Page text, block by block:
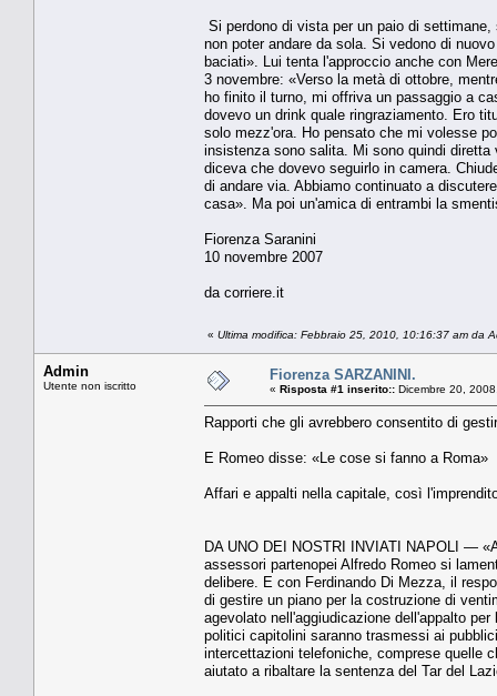
Si perdono di vista per un paio di
non poter andare da sola. Si vedono di
baciati». Lui tenta l'approccio anche con
3 novembre: «Verso la metà di ottobre,
ho finito il turno, mi offriva un passaggio a
dovevo un drink quale ringraziamento. Ero
solo mezz'ora. Ho pensato che mi volesse
insistenza sono salita. Mi sono quindi
diceva che dovevo seguirlo in camera.
di andare via. Abbiamo continuato a
casa». Ma poi un'amica di entrambi la
Fiorenza Saranini
10 novembre 2007
da corriere.it
« Ultima modifica: Febbraio 25, 2010, 10:16:37 am da
Admin
Utente non iscritto
Fiorenza SARZANINI.
« Risposta #1 inserito:: Dicembre 20,
Rapporti che gli avrebbero consentito di
E Romeo disse: «Le cose si fanno a Roma»
Affari e appalti nella capitale, così
DA UNO DEI NOSTRI INVIATI NAPOLI —
assessori partenopei Alfredo Romeo si
delibere. E con Ferdinando Di Mezza, il
di gestire un piano per la costruzione di
agevolato nell'aggiudicazione dell'appalto
politici capitolini saranno trasmessi ai
intercettazioni telefoniche, comprese quelle
aiutato a ribaltare la sentenza del Tar del